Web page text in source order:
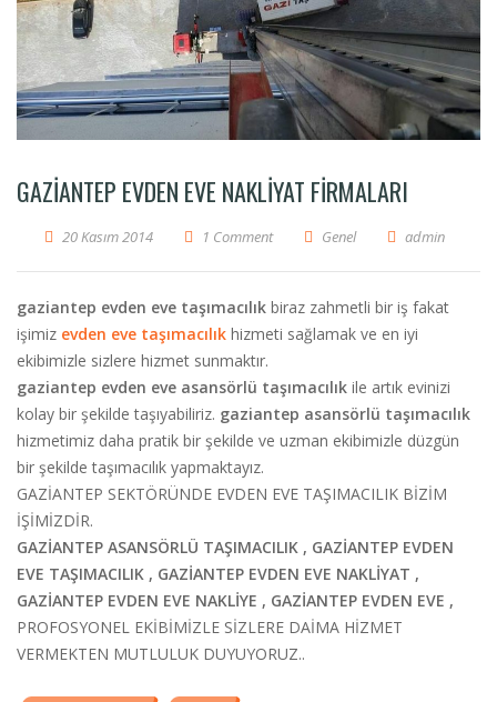
GAZIANTEP EVDEN EVE NAKLIYAT FIRMALARI
20 Kasım 2014 1 Comment Genel admin
gaziantep evden eve taşımacılık biraz zahmetli bir iş fakat
işimiz evden eve taşımacılık hizmeti sağlamak ve en iyi
ekibimizle sizlere hizmet sunmaktır.
gaziantep evden eve asansörlü taşımacılık ile artık evinizi
kolay bir şekilde taşıyabiliriz. gaziantep asansörlü taşımacılık
hizmetimiz daha pratik bir şekilde ve uzman ekibimizle düzgün
bir şekilde taşımacılık yapmaktayız.
GAZİANTEP SEKTÖRÜNDE EVDEN EVE TAŞIMACILIK BİZİM
İŞİMİZDİR.
GAZİANTEP ASANSÖRLÜ TAŞIMACILIK , GAZİANTEP EVDEN
EVE TAŞIMACILIK , GAZİANTEP EVDEN EVE NAKLİYAT ,
GAZİANTEP EVDEN EVE NAKLİYE , GAZİANTEP EVDEN EVE ,
PROFOSYONEL EKİBİMİZLE SİZLERE DAİMA HİZMET
VERMEKTEN MUTLULUK DUYUYORUZ..